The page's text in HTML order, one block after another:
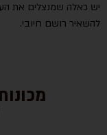
יש כאלה שמנצלים את
להשאיר רושם חיובי.